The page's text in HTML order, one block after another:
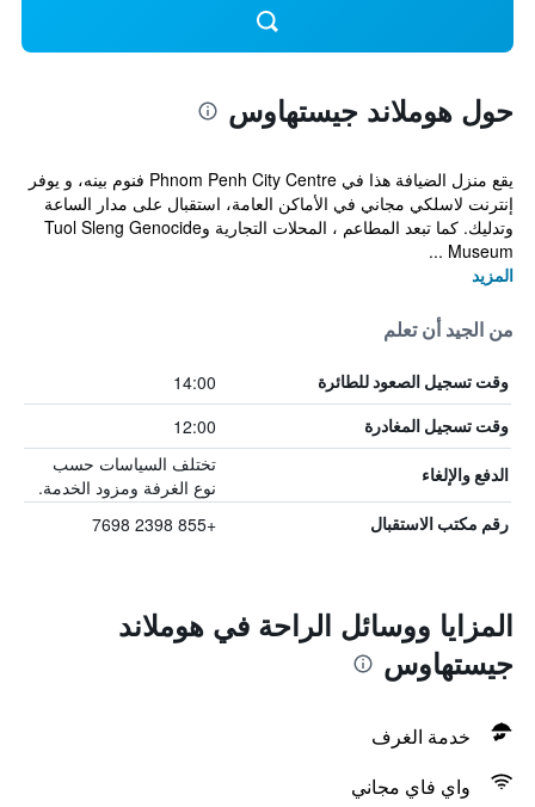
حول هوملاند جيستهاوس
يقع منزل الضيافة هذا في Phnom Penh City Centre فنوم بينه، و يوفر
إنترنت لاسلكي مجاني في الأماكن العامة، استقبال على مدار الساعة
وتدليك. كما تبعد المطاعم ، المحلات التجارية وTuol Sleng Genocide
Museum ...
المزيد
من الجيد أن تعلم
وقت تسجيل الصعود للطائرة 14:00
وقت تسجيل المغادرة 12:00
الدفع والإلغاء
تختلف السياسات حسب
نوع الغرفة ومزود الخدمة.
رقم مكتب الاستقبال +855 2398 7698
المزايا ووسائل الراحة في هوملاند
جيستهاوس
خدمة الغرف
واي فاي مجاني